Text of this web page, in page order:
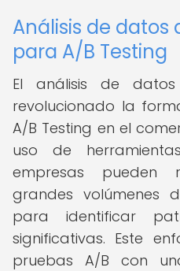
Análisis de datos
para A/B Testing
El análisis de
revolucionado la
A/B Testing en el
uso de
empresas pueden
grandes volúmenes
para identificar
significativas. Este
pruebas A/B con